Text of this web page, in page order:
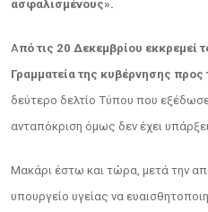
ασφαλισμένους».
Από τις 20 Δεκεμβρίου εκκρεμεί
Γραμματεία της κυβέρνησης προς
δεύτερο δελτίο Τύπου που εξέδωσε
ανταπόκριση όμως δεν έχει
Μακάρι έστω και τώρα, μετά την
υπουργείο υγείας να